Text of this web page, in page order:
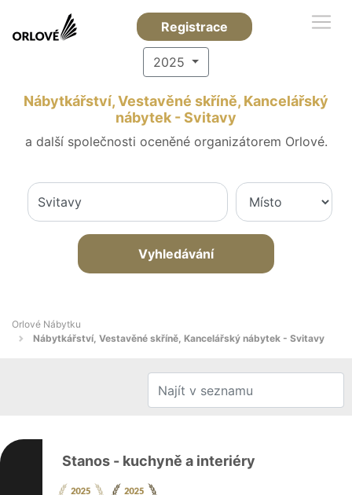
Registrace
2025
Nábytkářství, Vestavěné skříně, Kancelářský
nábytek - Svitavy
a další společnosti oceněné organizátorem Orlové.
Vyhledávání
Orlové Nábytku
Nábytkářství, Vestavěné skříně, Kancelářský nábytek - Svitavy
Stanos - kuchyně a interiéry